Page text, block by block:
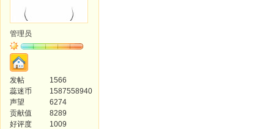
管理员
发帖
1566
蕊迷币
1587558940
声望
6274
贡献值
8289
好评度
1009